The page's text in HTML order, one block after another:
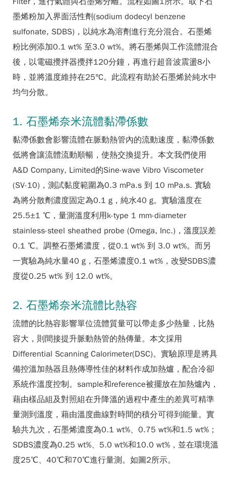
墨烯粉加入界面活性劑(sodium dodecyl benzene
sulfonate, SDBS)，以純水為溶劑進行充分混合。石墨烯
粉比例添加0.1 wt% 至3.0 wt%。將石墨烯與工作流體混合
後，以電磁攪拌器攪拌120分鐘，再進行超音波震盪8小
時，並將溫度維持在25°C。此流程有助於石墨烯於純水中
均勻分散。
1. 石墨烯奈米流體黏滯係數
黏滯係數會影響流體在脈動熱管內的流動速度，黏滯係數
低將會讓流體流動順暢，使熱交換提升。本文我們使用
A&D Company, Limited的Sine-wave Vibro Viscometer
(SV-10)，測試黏度範圍為0.3 mPa.s 到 10 mPa.s. 實驗
為將分散劑濃度固定為0.1 g，純水40 g。實驗溫度在
25.5±1 ℃，量測溫度利用k-type 1 mm-diameter
stainless-steel sheathed probe (Omega, Inc.)，溫度誤差
0.1 ℃。調整石墨烯濃度，從0.1 wt% 到 3.0 wt%。而另
一實驗為純水量40 g，石墨烯濃度0.1 wt%，改變SDBS濃
度從0.25 wt% 到 12.0 wt%。
2. 石墨烯奈米流體比熱容
流體的比熱容影響單位流體質量可以帶走多少熱量，比熱
容大，則間接提升脈動熱管的熱傳量。本文採用
Differential Scanning Calorimeter(DSC)。實驗原理是將具
備控溫加熱器且熱傳導性佳的材料作成加熱爐，配合冷卻
系統作溫度控制。sample和reference被擺放在加熱爐內，
藉由樣品組及對照組在升降溫的過程中產生的差異可精準
量測到溫度，藉由溫度曲線對時間的積分可得到能量。實
驗共九次，石墨烯濃度為0.1 wt%、0.75 wt%和1.5 wt%；
SDBS濃度為0.25 wt%、5.0 wt%和10.0 wt%，並在環境溫
度25℃、40℃和70℃進行量測。如圖2所示。